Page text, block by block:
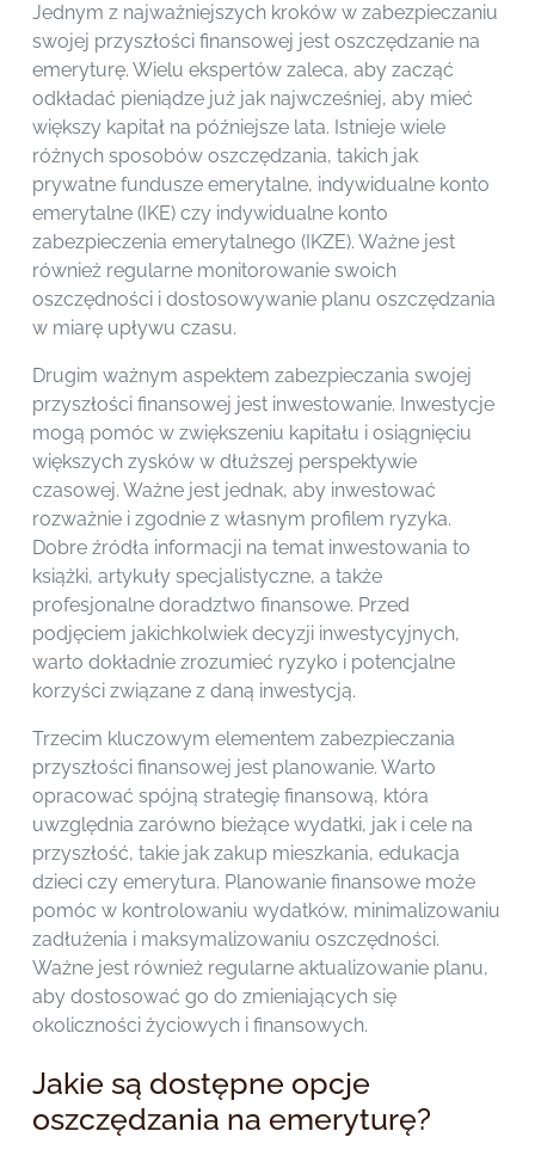
Jednym z najważniejszych kroków w zabezpieczaniu
swojej przyszłości finansowej jest oszczędzanie na
emeryturę. Wielu ekspertów zaleca, aby zacząć
odkładać pieniądze już jak najwcześniej, aby mieć
większy kapitał na późniejsze lata. Istnieje wiele
różnych sposobów oszczędzania, takich jak
prywatne fundusze emerytalne, indywidualne konto
emerytalne (IKE) czy indywidualne konto
zabezpieczenia emerytalnego (IKZE). Ważne jest
również regularne monitorowanie swoich
oszczędności i dostosowywanie planu oszczędzania
w miarę upływu czasu.
Drugim ważnym aspektem zabezpieczania swojej
przyszłości finansowej jest inwestowanie. Inwestycje
mogą pomóc w zwiększeniu kapitału i osiągnięciu
większych zysków w dłuższej perspektywie
czasowej. Ważne jest jednak, aby inwestować
rozważnie i zgodnie z własnym profilem ryzyka.
Dobre źródła informacji na temat inwestowania to
książki, artykuły specjalistyczne, a także
profesjonalne doradztwo finansowe. Przed
podjęciem jakichkolwiek decyzji inwestycyjnych,
warto dokładnie zrozumieć ryzyko i potencjalne
korzyści związane z daną inwestycją.
Trzecim kluczowym elementem zabezpieczania
przyszłości finansowej jest planowanie. Warto
opracować spójną strategię finansową, która
uwzględnia zarówno bieżące wydatki, jak i cele na
przyszłość, takie jak zakup mieszkania, edukacja
dzieci czy emerytura. Planowanie finansowe może
pomóc w kontrolowaniu wydatków, minimalizowaniu
zadłużenia i maksymalizowaniu oszczędności.
Ważne jest również regularne aktualizowanie planu,
aby dostosować go do zmieniających się
okoliczności życiowych i finansowych.
Jakie są dostępne opcje
oszczędzania na emeryturę?